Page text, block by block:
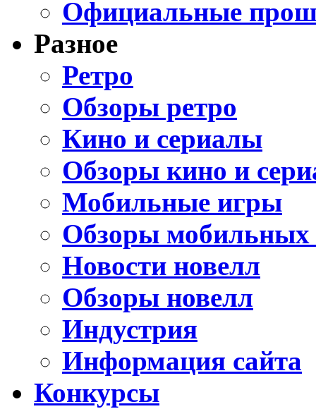
Официальные
Разное
Ретро
Обзоры ретро
Кино и сериалы
Обзоры кино и
Мобильные игры
Обзоры мобильных
Новости новелл
Обзоры новелл
Индустрия
Информация сайта
Конкурсы